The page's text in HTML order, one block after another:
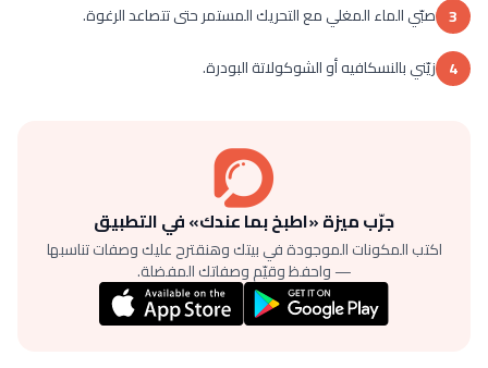
3 صبّي الماء المغلي مع التحريك المستمر حتى تتصاعد الرغوة.
4 زيّني بالنسكافيه أو الشوكولاتة البودرة.
جرّب ميزة «اطبخ بما عندك» في التطبيق
اكتب المكونات الموجودة في بيتك وهنقترح عليك وصفات تناسبها
— واحفظ وقيّم وصفاتك المفضلة.